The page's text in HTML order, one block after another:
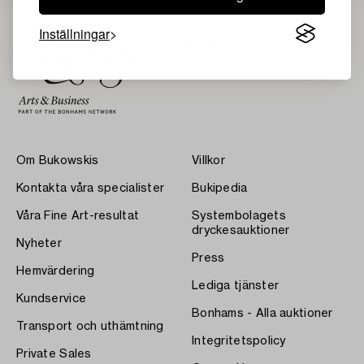
Inställningar
Om Bukowskis
Kontakta våra specialister
Våra Fine Art-resultat
Nyheter
Hemvärdering
Kundservice
Transport och uthämtning
Private Sales
Villkor
Bukipedia
Systembolagets
dryckesauktioner
Press
Lediga tjänster
Bonhams - Alla auktioner
Integritetspolicy